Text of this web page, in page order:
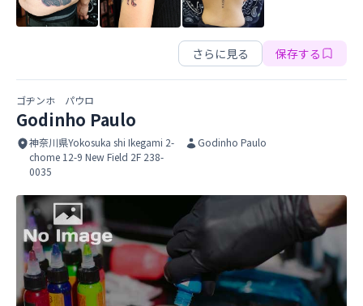
さらに見る 保存する
ゴヂンホ パウロ
Godinho Paulo
神奈川県Yokosuka shi Ikegami 2-
chome 12-9 New Field 2F 238-
0035
Godinho Paulo
Godinho Paulo